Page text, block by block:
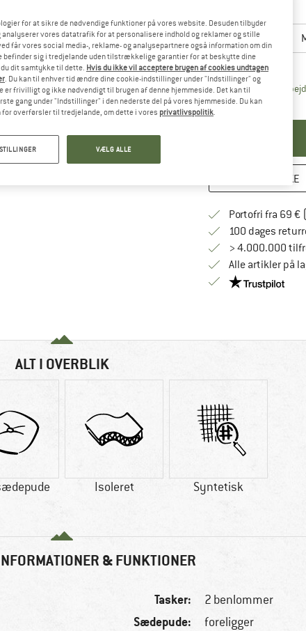
XS
Størrelsestabel
Leveringstid: 4-6
Antal:
HUSKE
Portofri fra 69 €
100 dages
> 4.000.000
Alle artikler på
Vi
ALT I OVERBLIK
Isoleret Syntetisk
& FUNKTIONER
Tasker: 2 benlommer
Sædepude: foreligger
for at sikre de nødvendige funktioner på vores website. Desuden tilbyder
vores datatrafik for at personalisere indhold og reklamer og stille
får vores social media-, reklame- og analysepartnere også information om din
befinder sig i tredjelande uden tilstrækkelige garantier for at beskytte dine
dit samtykke til dette. Hvis du ikke vil acceptere brugen af cookies undtagen
. Du kan til enhver tid ændre dine cookie-indstillinger under "Indstillinger" og
frivilligt og ikke nødvendigt til brugen af denne hjemmeside. Det kan til
gang under "Indstillinger" i den nederste del på vores hjemmeside. Du kan
overførsler til tredjelande, om dette i vores privatlivspolitik
VÆLG ALLE